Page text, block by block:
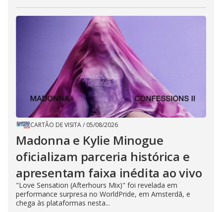
CARTÃO DE VISITA/ 05/08/2026
Madonna e Kylie Minogue
oficializam parceria histórica e
apresentam faixa inédita ao vivo
"Love Sensation (Afterhours Mix)" foi revelada em
performance surpresa no WorldPride, em Amsterdã, e
chega às plataformas nesta...